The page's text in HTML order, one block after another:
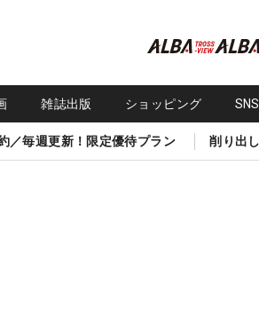
雑誌出版 ショッピング
／毎週更新！限定優待プラン 削り出